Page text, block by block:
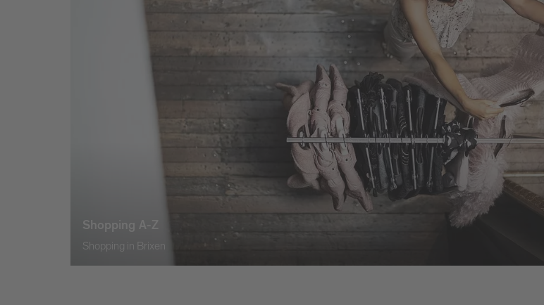
Shopping A-Z
Shopping in Brixen